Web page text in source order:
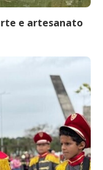
e artesanato